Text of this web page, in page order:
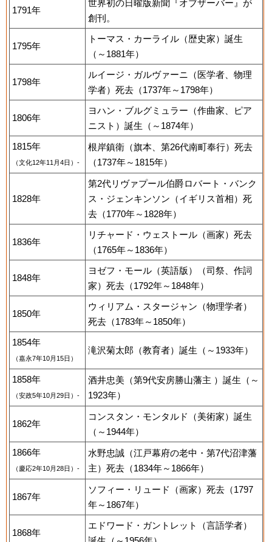
1791年
世界初の日曜版新聞『オブザーバー』が
創刊。
1795年
トーマス・カーライル（歴史家）誕生
（～1881年）
1798年
ルイージ・ガルヴァーニ（医学者、物理
学者）死去（1737年～1798年）
1806年
ヨハン・ブルグミュラー（作曲家、ピア
ニスト）誕生（～1874年）
1815年
（文化12年11月4日）-
根岸鎮衛（旗本、第26代南町奉行）死去
（1737年～1815年）
1828年
第2代リヴァプール伯爵ロバート・バンク
ス・ジェンキンソン（イギリス首相）死
去（1770年～1828年）
1836年
リチャード・ウェストール（画家）死去
（1765年～1836年）
1848年
ヨゼフ・モール（英語版）（司祭、作詞
家）死去（1792年～1848年）
1850年
ウィリアム・スタージャン（物理学者）
死去（1783年～1850年）
1854年
（嘉永7年10月15日）
滝沢菊太郎（教育者）誕生（～1933年）
1858年
（安政5年10月29日）-
酒井忠美（第9代安房勝山藩主 ）誕生（～
1923年）
1862年
コンスタン・モンタルド（美術家）誕生
（～1944年）
1866年
（慶応2年10月28日）-
水野忠誠（江戸幕府の老中・第7代沼津藩
主）死去（1834年～1866年）
1867年
ソフィー・リュード（画家）死去（1797
年～1867年）
1868年
エドワード・ガントレット（言語学者）